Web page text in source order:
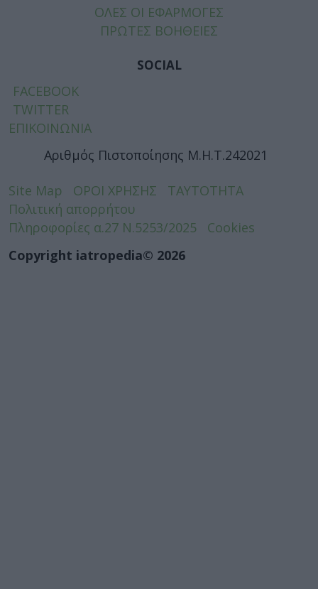
ΟΛΕΣ ΟΙ ΕΦΑΡΜΟΓΕΣ
ΠΡΩΤΕΣ ΒΟΗΘΕΙΕΣ
SOCIAL
FACEBOOK
TWITTER
ΕΠΙΚΟΙΝΩΝΙΑ
Αριθμός Πιστοποίησης Μ.Η.Τ.242021
Site Map ΟΡΟΙ ΧΡΗΣΗΣ
ΤΑΥΤΟΤΗΤΑ
Πολιτική απορρήτου
Πληροφορίες α.27 Ν.5253/2025
Cookies
Copyright iatropedia© 2026